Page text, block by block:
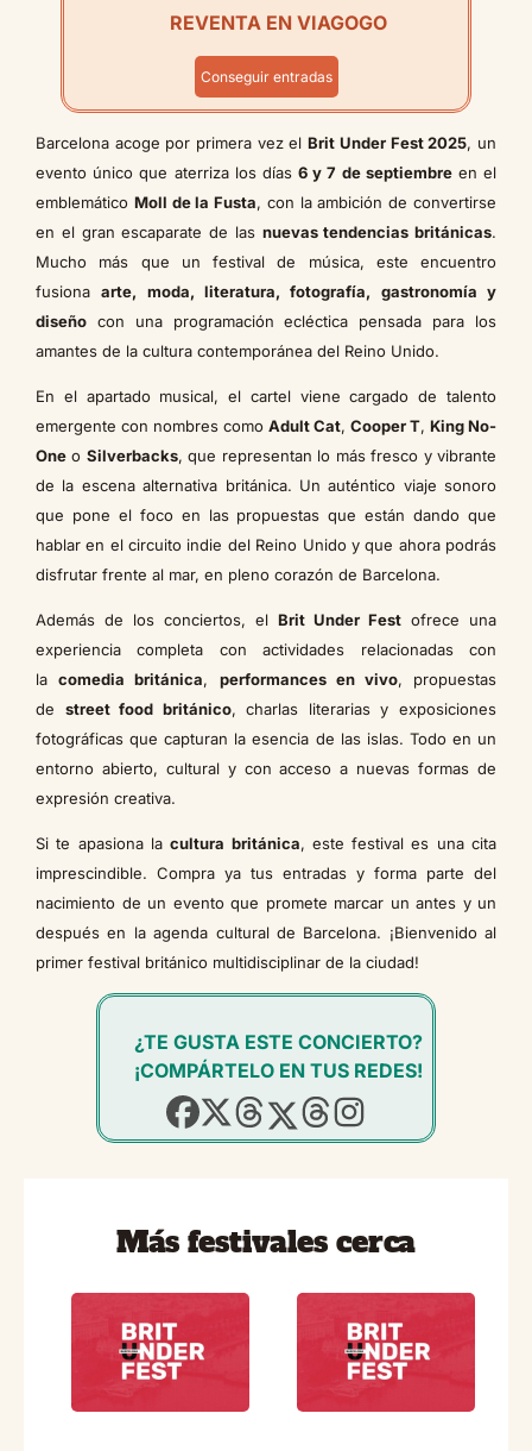
REVENTA EN VIAGOGO
Conseguir entradas
Barcelona acoge por primera vez elBrit Under Fest 2025, un
evento único que aterriza los días 6 y 7 de septiembreen el
emblemático Moll de la Fusta, con la ambición de convertirse
en el gran escaparate de las nuevas tendencias británicas.
Mucho más que un festival de música, este encuentro
fusionaarte, moda, literatura, fotografía, gastronomía y
diseño con una programación ecléctica pensada para los
amantes de la cultura contemporánea del Reino Unido.
En el apartado musical, el cartel viene cargado de talento
emergente con nombres como Adult Cat, Cooper T, King No-
One o Silverbacks, que representan lo más fresco y vibrante
de la escena alternativa británica. Un auténtico viaje sonoro
que pone el foco en las propuestas que están dando que
hablar en el circuito indie del Reino Unido y que ahora podrás
disfrutar frente al mar, en pleno corazón de Barcelona.
Además de los conciertos, el Brit Under Fest ofrece una
experiencia completa con actividades relacionadas con
lacomedia británica, performances en vivo, propuestas
de street food británico, charlas literarias y exposiciones
fotográficas que capturan la esencia de las islas. Todo en un
entorno abierto, cultural y con acceso a nuevas formas de
expresión creativa.
Si te apasiona lacultura británica, este festival es una cita
imprescindible. Compra ya tus entradas y forma parte del
nacimiento de un evento que promete marcar un antes y un
después en la agenda cultural de Barcelona. ¡Bienvenido al
primer festival británico multidisciplinar de la ciudad!
¿TE GUSTA ESTE CONCIERTO?
¡COMPÁRTELO EN TUS REDES!
Más festivales cerca